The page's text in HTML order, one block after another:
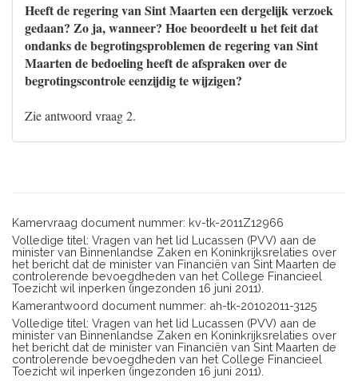
Heeft de regering van Sint Maarten een dergelijk verzoek
gedaan? Zo ja, wanneer? Hoe beoordeelt u het feit dat
ondanks de begrotingsproblemen de regering van Sint
Maarten de bedoeling heeft de afspraken over de
begrotingscontrole eenzijdig te wijzigen?
Zie antwoord vraag 2.
Kamervraag document nummer: kv-tk-2011Z12966
Volledige titel: Vragen van het lid Lucassen (PVV) aan de
minister van Binnenlandse Zaken en Koninkrijksrelaties over
het bericht dat de minister van Financiën van Sint Maarten de
controlerende bevoegdheden van het College Financieel
Toezicht wil inperken (ingezonden 16 juni 2011).
Kamerantwoord document nummer: ah-tk-20102011-3125
Volledige titel: Vragen van het lid Lucassen (PVV) aan de
minister van Binnenlandse Zaken en Koninkrijksrelaties over
het bericht dat de minister van Financiën van Sint Maarten de
controlerende bevoegdheden van het College Financieel
Toezicht wil inperken (ingezonden 16 juni 2011).